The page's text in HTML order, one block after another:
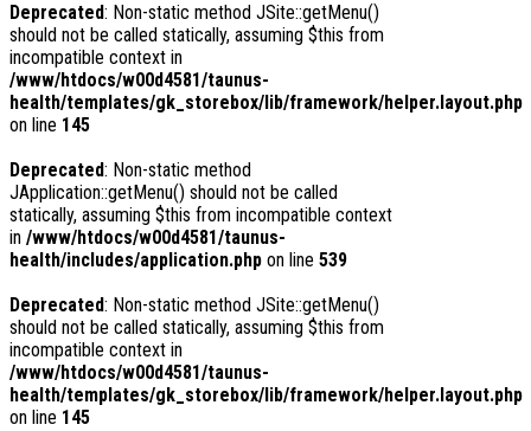
Deprecated: Non-static method JSite::getMenu()
should not be called statically, assuming $this from
incompatible context in
/www/htdocs/w00d4581/taunus-
health/templates/gk_storebox/lib/framework/helper.layout.php
on line 145
Deprecated: Non-static method
JApplication::getMenu() should not be called
statically, assuming $this from incompatible context
in /www/htdocs/w00d4581/taunus-
health/includes/application.php on line 539
Deprecated: Non-static method JSite::getMenu()
should not be called statically, assuming $this from
incompatible context in
/www/htdocs/w00d4581/taunus-
health/templates/gk_storebox/lib/framework/helper.layout.php
on line 145